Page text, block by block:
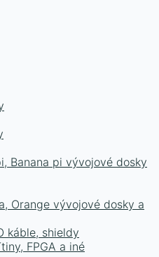
Banana pi vývojové dosky
Orange vývojové dosky a
káble, shieldy
FPGA a iné